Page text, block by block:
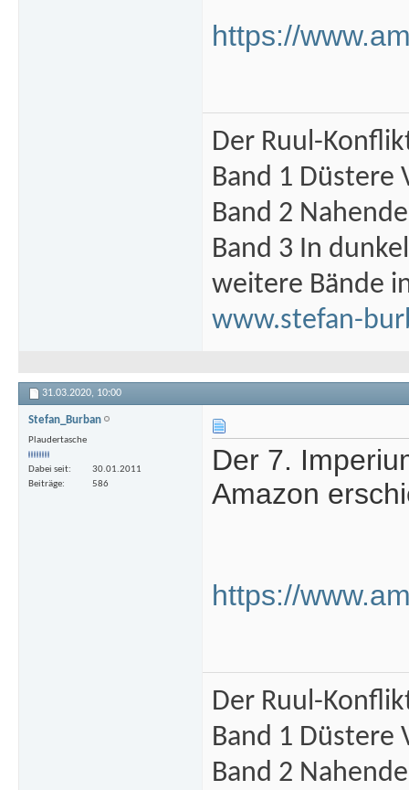
https://
Der Ruul-
Band 1 Düstere
Band 2
Band 3 In
weitere Bände
www.stefan-
31.03.2020, 10:00
Stefan_Burban
Plaudertasche
Dabei seit
30.01.2011
Beiträge
586
Der 7.
Amazon
https://
Der Ruul-
Band 1 Düstere
Band 2